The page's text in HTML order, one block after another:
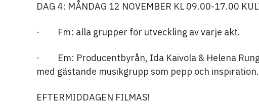
DAG 4: MÅNDAG 12 NOVEMBER KL 09.00-17.00
· Fm: alla grupper för utveckling av varje akt.
· Em: Producentbyrån, Ida Kaivola & Helena
med gästande musikgrupp som pepp och inspiration.
EFTERMIDDAGEN FILMAS!